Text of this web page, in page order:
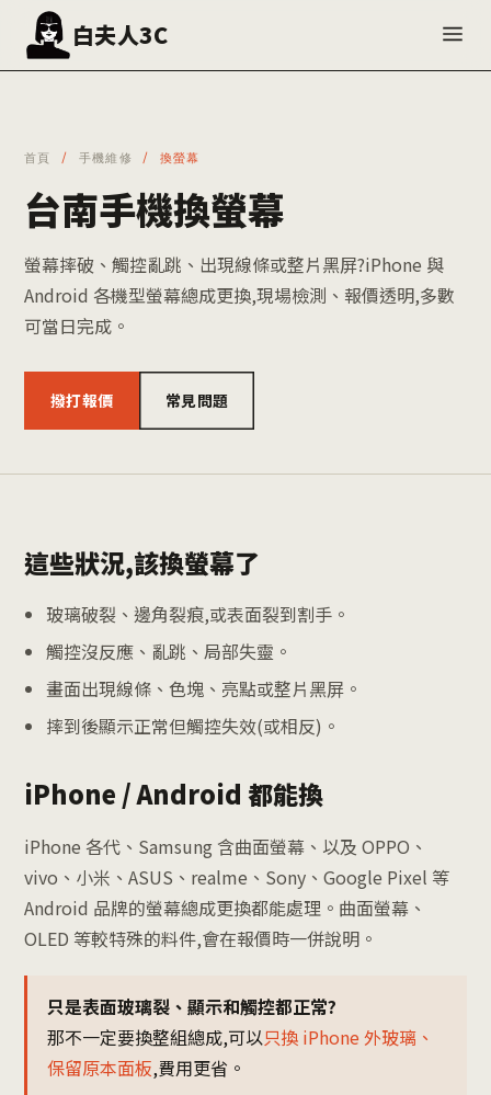
白夫人3C
二手機
門號
包膜
門市
維修知識
首頁 / 手機維修 / 換螢幕
台南手機換螢幕
螢幕摔破、觸控亂跳、出現線條或整片黑屏?iPhone 與
Android 各機型螢幕總成更換,現場檢測、報價透明,多數
可當日完成。
撥打報價 常見問題
這些狀況,該換螢幕了
玻璃破裂、邊角裂痕,或表面裂到割手。
觸控沒反應、亂跳、局部失靈。
畫面出現線條、色塊、亮點或整片黑屏。
摔到後顯示正常但觸控失效(或相反)。
iPhone / Android 都能換
iPhone 各代、Samsung 含曲面螢幕、以及 OPPO、
vivo、小米、ASUS、realme、Sony、Google Pixel 等
Android 品牌的螢幕總成更換都能處理。曲面螢幕、
OLED 等較特殊的料件,會在報價時一併說明。
只是表面玻璃裂、顯示和觸控都正常?
那不一定要換整組總成,可以只換 iPhone 外玻璃、
保留原本面板,費用更省。